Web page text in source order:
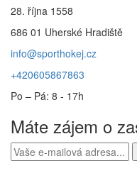
28. října 1558
686 01 Uherské Hradiště
info@sporthokej.cz
+420605867863
Po – Pá: 8 - 17h
Máte zájem o